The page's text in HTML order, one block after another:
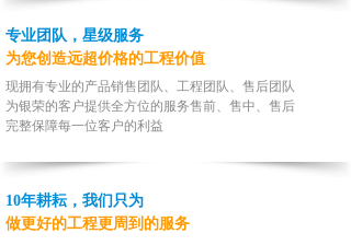
专业团队，星级服务
为您创造远超价格的工程价值
现拥有专业的产品销售团队、工程团队、售后团队
为银荣的客户提供全方位的服务售前、售中、售后
完整保障每一位客户的利益
10年耕耘，我们只为
做更好的工程更周到的服务